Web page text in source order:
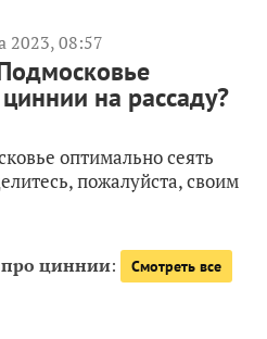
2023, 08:57
на рассаду?
оптимально сеять
пожалуйста, своим
про циннии: Смотреть все